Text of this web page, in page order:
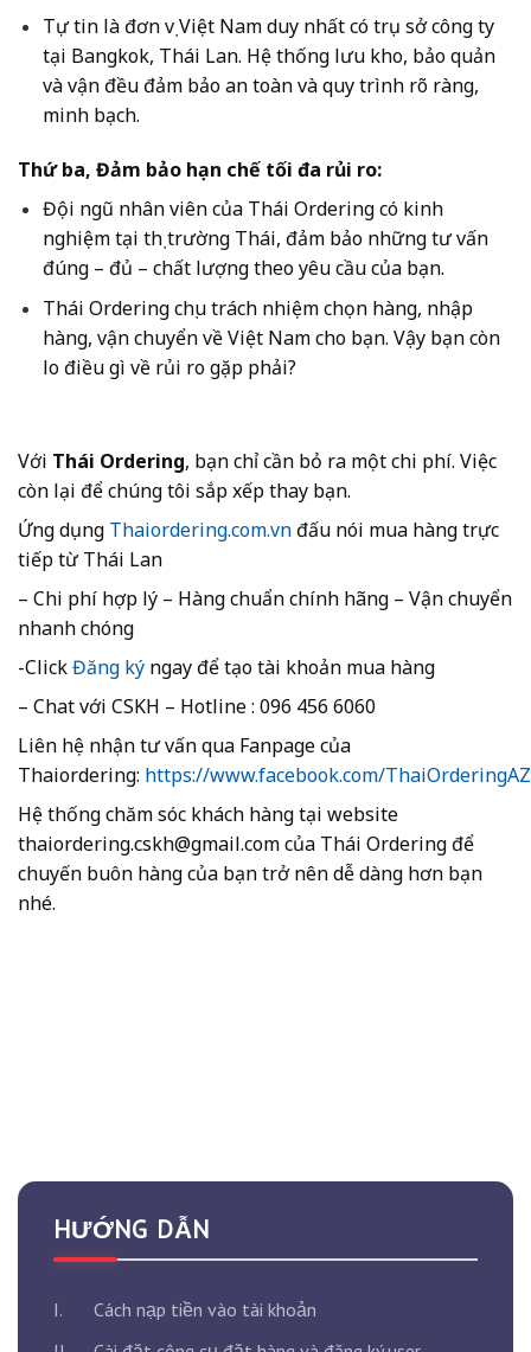
Tự tin là đơn vị Việt Nam duy nhất có trụ sở công ty
tại Bangkok, Thái Lan. Hệ thống lưu kho, bảo quản
và vận đều đảm bảo an toàn và quy trình rõ ràng,
minh bạch.
Thứ ba, Đảm bảo hạn chế tối đa rủi ro:
Đội ngũ nhân viên của Thái Ordering có kinh
nghiệm tại thị trường Thái, đảm bảo những tư vấn
đúng – đủ – chất lượng theo yêu cầu của bạn.
Thái Ordering chịu trách nhiệm chọn hàng, nhập
hàng, vận chuyển về Việt Nam cho bạn. Vậy bạn còn
lo điều gì về rủi ro gặp phải?
Với Thái Ordering, bạn chỉ cần bỏ ra một chi phí. Việc
còn lại để chúng tôi sắp xếp thay bạn.
Ứng dụng Thaiordering.com.vnđấu nói mua hàng trực
tiếp từ Thái Lan
– Chi phí hợp lý – Hàng chuẩn chính hãng – Vận chuyển
nhanh chóng
-ClickĐăng ký ngay để tạo tài khoản mua hàng
– Chat với CSKH – Hotline : 096 456 6060
Liên hệ nhận tư vấn qua Fanpage của
Thaiordering: https://www.facebook.com/
Hệ thống chăm sóc khách hàng tại website
thaiordering.cskh@gmail.com của Thái Ordering để
chuyến buôn hàng của bạn trở nên dễ dàng hơn bạn
nhé.
HƯỚNG DẪN
I.
Cách nạp tiền vào tài khoản